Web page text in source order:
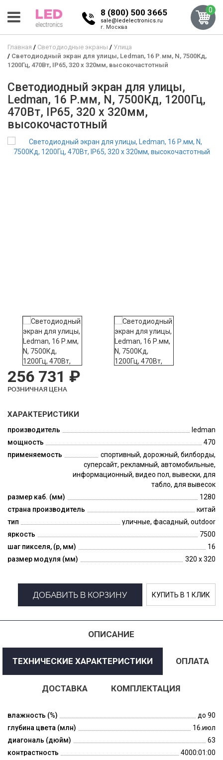
8 (800) 500 3665
sale@ledelectronics.ru
г. Москва
0
Главная Светодиодные экраны
Улица
Светодиодный экран для улицы, Ledman, 16 Р.мм, N, 7500Кд,
1200Гц, 470Вт, IP65, 320 x 320мм, высокочастотный
Светодиодный экран для улицы,
Ledman, 16 Р.мм, N, 7500Кд, 1200Гц,
470Вт, IP65, 320 x 320мм,
высокочастотный
256 731 ₽
РОЗНИЧНАЯ ЦЕНА
ХАРАКТЕРИСТИКИ
производитель
ledman
мощность
470
применяемость
спортивный, дорожный, билборды,
суперсайт, рекламный, автомобильные,
информационный, видео пол, вывески, для
табло, для вывесок
размер каб. (мм)
1280
страна производитель
китай
тип
уличные, фасадный, outdoor
яркость
7500
шаг пикселя, (p, мм)
16
размер модуля (мм)
320 x 320
ДОБАВИТЬ В КОРЗИНУ КУПИТЬ В 1 КЛИК
ОПИСАНИЕ
ТЕХНИЧЕСКИЕ ХАРАКТЕРИСТИКИ ОПЛАТА
ДОСТАВКА КОМПЛЕКТАЦИЯ
влажность (%)
до 90
глубина цвета (млн)
16.июл
диагональ (дюйм)
63
контрастность
4000:01:00